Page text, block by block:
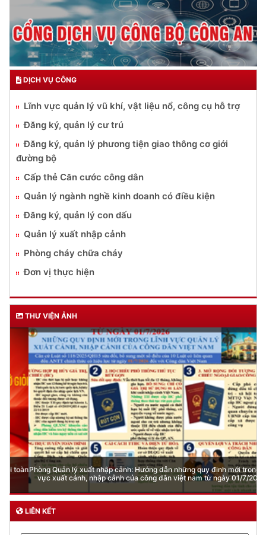
DỊCH VỤ CÔNG
Lĩnh vực quản lý vũ khí, vật liệu nổ, công cụ hỗ trợ
Đăng ký, quản lý cư trú
Đăng ký, quản lý phương tiện giao thông cơ giới
đường bộ
Cấp thẻ Căn cước công dân
Quản lý ngành nghề kinh doanh có điều kiện
Đăng ký, quản lý con dấu
Quản lý xuất nhập cảnh
Phòng cháy chữa cháy
Đơn vị thực hiện
THƯ VIỆN ẢNH
Phòng Quản lý xuất nhập cảnh: Hướng dẫn những quy định mới trong lĩnh
vực xuất cảnh, nhập cảnh của công dân việt nam từ ngày 01/7/2026
LIÊN KẾT